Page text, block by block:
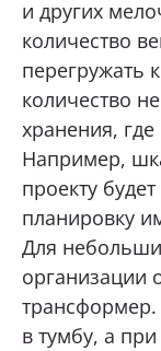
и других
количество
перегружать
количество
хранения,
Например,
проекту
планировку
Для
организации
трансформер.
в тумбу, а